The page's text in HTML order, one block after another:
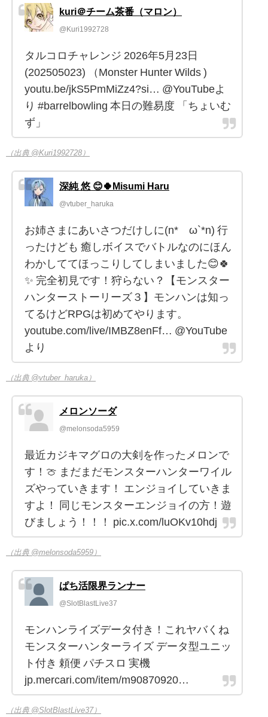
kuri＠チーム茶番（マロン）
@Kuri1992728
タルコロチャレンジ 2026年5月23日
(202505023) （Monster Hunter Wilds )
youtu.be/jkS5PmMiZz4?si… @YouTubeよ
り #barrelbowling 本日の難易度 「ちょいむ
ず」
（出典 @Kuri1992728）
深純 悠 😊🍀Misumi Haru
@vtuber_haruka
お姉さまにあいさつだけしに(n*´ω`*n) 行
ったけども 癒しボイスでバトルなのにほん
わかしててほっこりしてしまいました😊🍀
✨ 完全初見です！狩らない？【モンスター
ハンターストーリーズ３】モンハンは知っ
てるけどRPGは初めてやります。
youtube.com/live/IMBZ8enFf… @YouTube
より
（出典 @vtuber_haruka）
メロンソーダ
@melonsoda5959
最近カジキマグロの大剣を作ったメロンで
す！🍈 まだまだモンスターハンターワイル
ズやっていきます！ エンジョイしていきま
すよ！ 同じモンスターエンジョイの方！遊
びましょう！！！ pic.x.com/luOKv10hdj
（出典 @melonsoda5959）
ぱち活限界ランナー
@SlotBlastLive37
モンハンライズデータ付き！これヤバくね
モンスターハンターライズ データ型ユニッ
ト付き 頼便 パチスロ 実機
jp.mercari.com/item/m90870920…
（出典 @SlotBlastLive37）